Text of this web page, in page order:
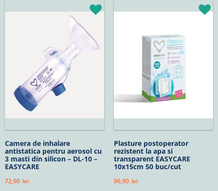
Camera de inhalare
antistatica pentru aerosol cu
3 masti din silicon – DL-10 –
EASYCARE
72,90 lei
Plasture postoperator
rezistent la apa si
transparent EASYCARE
10x15cm 50 buc/cut
96,90 lei